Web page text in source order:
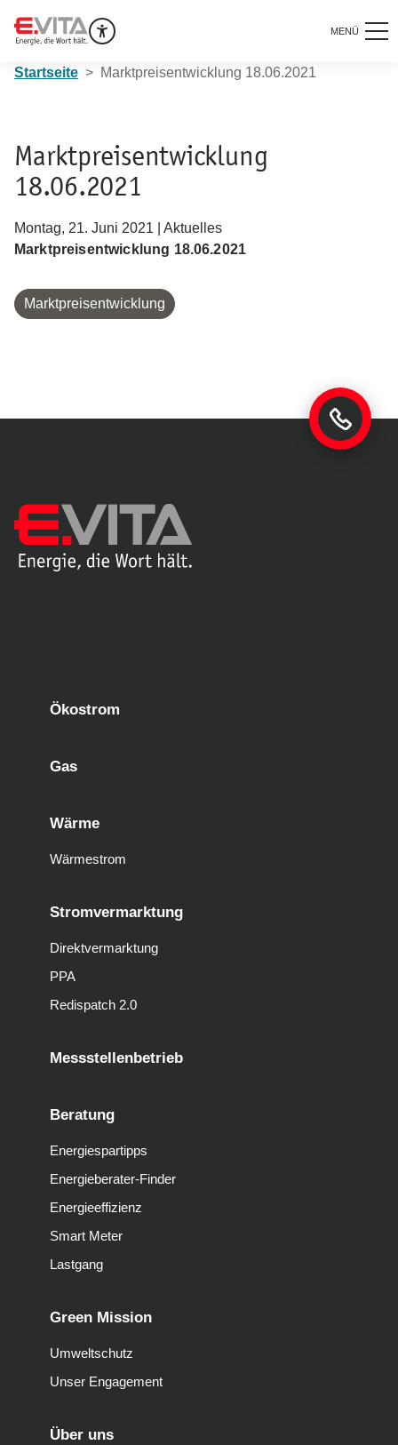
MENÜ
Startseite Marktpreisentwicklung 18.06.2021
Marktpreisentwicklung
18.06.2021
Montag, 21. Juni 2021 | Aktuelles
Marktpreisentwicklung 18.06.2021
Marktpreisentwicklung
Ökostrom
Gas
Wärme
Wärmestrom
Stromvermarktung
Direktvermarktung
PPA
Redispatch 2.0
Messstellenbetrieb
Beratung
Energiespartipps
Energieberater-Finder
Energieeffizienz
Smart Meter
Lastgang
Green Mission
Umweltschutz
Unser Engagement
Über uns